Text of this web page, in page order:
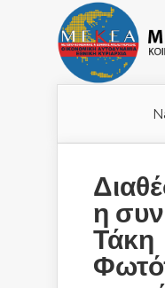
η
Τάκη